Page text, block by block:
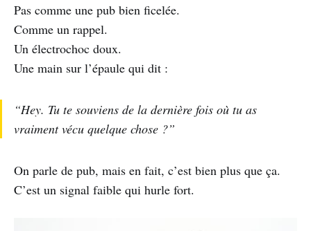
Pas comme une pub bien ficelée.
Comme un rappel.
Un électrochoc doux.
Une main sur l’épaule qui dit :
“Hey. Tu te souviens de la dernière fois où tu as
vraiment vécu quelque chose ?”
On parle de pub, mais en fait, c’est bien plus que ça.
C’est un signal faible qui hurle fort.